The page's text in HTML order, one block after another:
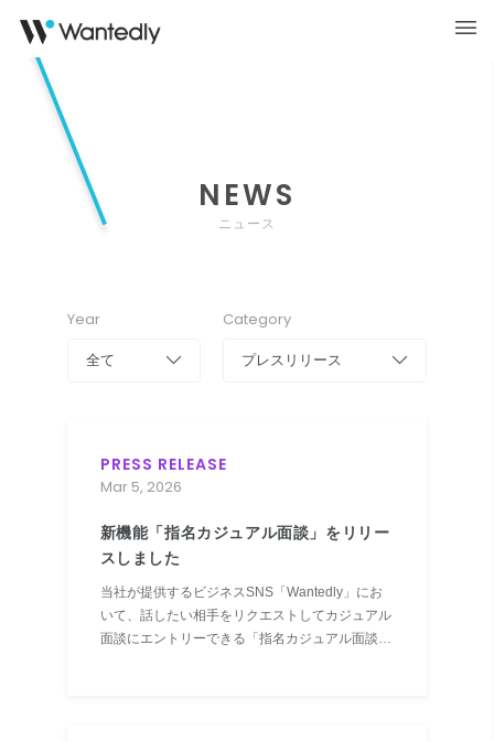
NEWS
ニュース
Year
全て
Category
プレスリリース
PRESS RELEASE
Mar 5, 2026
新機能「指名カジュアル面談」をリリー
スしました
当社が提供するビジネスSNS「Wantedly」にお
いて、話したい相手をリクエストしてカジュアル
面談にエントリーできる「指名カジュアル面談」